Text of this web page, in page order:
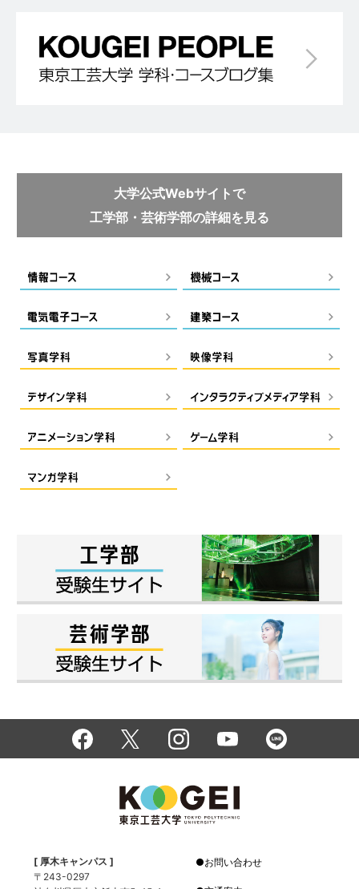
大学公式Webサイトで
工学部・芸術学部の詳細を見る
[ 厚木キャンパス ]
〒243-0297
お問い合わせ